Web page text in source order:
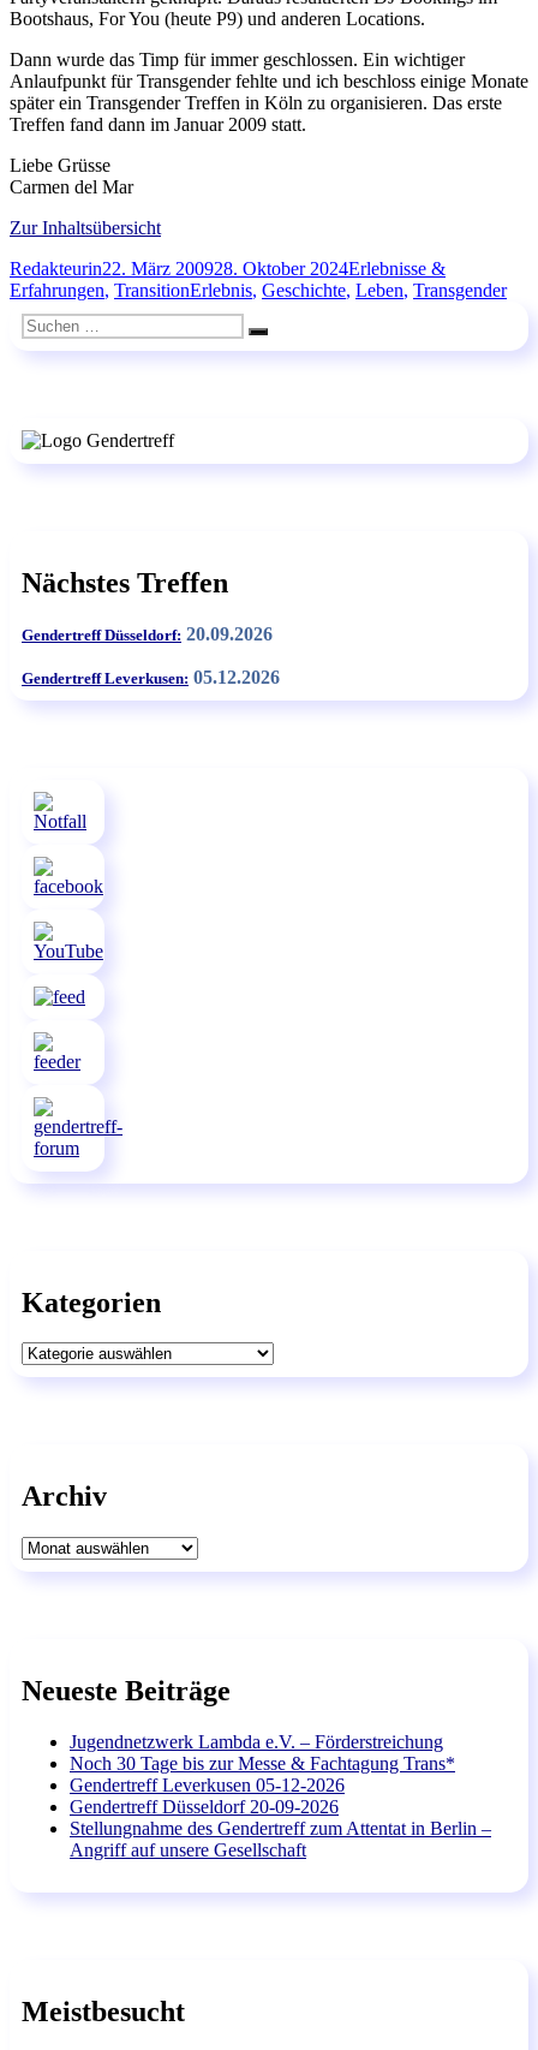
Bootshaus, For You (heute P9) und anderen Locations.
Dann wurde das Timp für immer geschlossen. Ein wichtiger
Anlaufpunkt für Transgender fehlte und ich beschloss einige Monate
später ein Transgender Treffen in Köln zu organisieren. Das erste
Treffen fand dann im Januar 2009 statt.
Liebe Grüsse
Carmen del Mar
Zur Inhaltsübersicht
Autor
RedakteurinVeröffentlicht
am
22. März 200928. Oktober 2024Kategorien
Erlebnisse &
Erfahrungen, TransitionSchlagwörter
Erlebnis, Geschichte, Leben, Transgender
Suchen
nach:
Suchen
Nächstes Treffen
Gendertreff Düsseldorf: 20.09.2026
Gendertreff Leverkusen: 05.12.2026
Kategorien
Kategorien
Archiv
Archiv
Neueste Beiträge
Jugendnetzwerk Lambda e.V. – Förderstreichung
Noch 30 Tage bis zur Messe & Fachtagung Trans*
Gendertreff Leverkusen 05-12-2026
Gendertreff Düsseldorf 20-09-2026
Stellungnahme des Gendertreff zum Attentat in Berlin –
Angriff auf unsere Gesellschaft
Meistbesucht